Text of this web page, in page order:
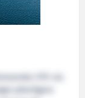
STX via
ytterligere